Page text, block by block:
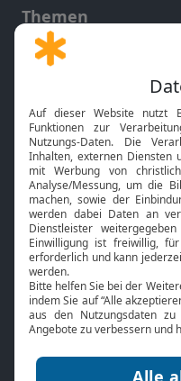
Themen
Gott und Bibel erklärt
Neuigkeiten
Bibel TV
Über uns
Jobs
Mediadaten